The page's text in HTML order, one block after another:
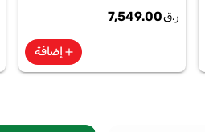
Smartphone, SM-
F971BLVOMEA
ر.ق7,549.00
add إضافة